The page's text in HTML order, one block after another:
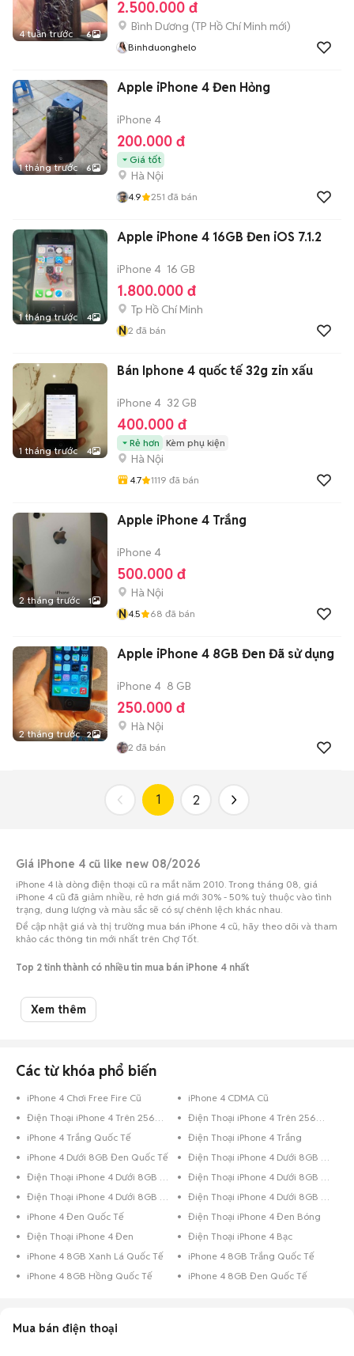
4 tuần trước 6
2.500.000 đ
Bình Dương (TP Hồ Chí Minh mới)
Binhduonghelo
1 tháng trước 6
Apple iPhone 4 Đen Hỏng
iPhone 4
200.000 đ
Giá tốt
Hà Nội
4.9 251 đã bán
1 tháng trước 4
Apple iPhone 4 16GB Đen iOS 7.1.2
iPhone 4 16 GB
1.800.000 đ
Tp Hồ Chí Minh
N2 đã bán
1 tháng trước 4
Bán Iphone 4 quốc tế 32g zin xấu
iPhone 4 32 GB
400.000 đ
Rẻ hơn Kèm phụ kiện
Hà Nội
4.7 1119 đã bán
2 tháng trước 1
Apple iPhone 4 Trắng
iPhone 4
500.000 đ
Hà Nội
N4.5 68 đã bán
2 tháng trước 2
Apple iPhone 4 8GB Đen Đã sử dụng
iPhone 4 8 GB
250.000 đ
Hà Nội
2 đã bán
1 2
Giá iPhone 4 cũ like new 08/2026
iPhone 4 là dòng điện thoại cũ ra mắt năm 2010. Trong tháng 08, giá
iPhone 4 cũ đã giảm nhiều, rẻ hơn giá mới 30% - 50% tuỳ thuộc vào tình
trạng, dung lượng và màu sắc sẽ có sự chênh lệch khác nhau.
Để cập nhật giá và thị trường mua bán iPhone 4 cũ, hãy theo dõi và tham
khảo các thông tin mới nhất trên Chợ Tốt.
Top 2 tỉnh thành có nhiều tin mua bán iPhone 4 nhất
Tỉnh thành
iPhone 4 cũ Tp Hồ Chí
Minh
357.300 đ - 436.700 đ
Khoảng giá iPhone 4 cũ theo dung lượng cập nhật 08/08/2026
iPhone 4 16 GB cũ: 270.000 đ - 330.000 đ
iPhone 4 8 GB cũ: 405.000 đ - 495.000 đ
iPhone 4 32 GB cũ: 315.000 đ - 385.000 đ
Lưu ý:Mức giá dựa trên các tin đăng tại Chợ Tốt, chỉ mang tính chất tham
khảo. Giá iPhone 4 cũ sẽ phụ thuộc vào tình trạng, phiên bản và các thoả
thuận khi mua bán.
Mua bán iPhone 4 cũ like new
Chợ Tốt có 39 tin đăng bán, mua iPhone 4 cũ với nhiều khoảng giá giúp
người dùng dễ dàng tìm kiếm và so sánh giá cả.
Xem thêm
Các từ khóa phổ biến
iPhone 4 Chơi Free Fire Cũ
iPhone 4 CDMA Cũ
Điện Thoại iPhone 4 Trên 256GB Đen Bóng
Điện Thoại iPhone 4 Trên 256GB Đen
iPhone 4 Trắng Quốc Tế
Điện Thoại iPhone 4 Trắng
iPhone 4 Dưới 8GB Đen Quốc Tế
Điện Thoại iPhone 4 Dưới 8GB Xám
Điện Thoại iPhone 4 Dưới 8GB Trắng
Điện Thoại iPhone 4 Dưới 8GB Đen Bóng
Điện Thoại iPhone 4 Dưới 8GB Đen
Điện Thoại iPhone 4 Dưới 8GB Bạc
iPhone 4 Đen Quốc Tế
Điện Thoại iPhone 4 Đen Bóng
Điện Thoại iPhone 4 Đen
Điện Thoại iPhone 4 Bạc
iPhone 4 8GB Xanh Lá Quốc Tế
iPhone 4 8GB Trắng Quốc Tế
iPhone 4 8GB Hồng Quốc Tế
iPhone 4 8GB Đen Quốc Tế
Mua bán điện thoại